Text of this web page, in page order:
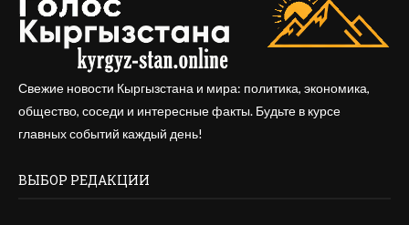
Свежие новости Кыргызстана и мира: политика, экономика,
общество, соседи и интересные факты. Будьте в курсе
главных событий каждый день!
ВЫБОР РЕДАКЦИИ